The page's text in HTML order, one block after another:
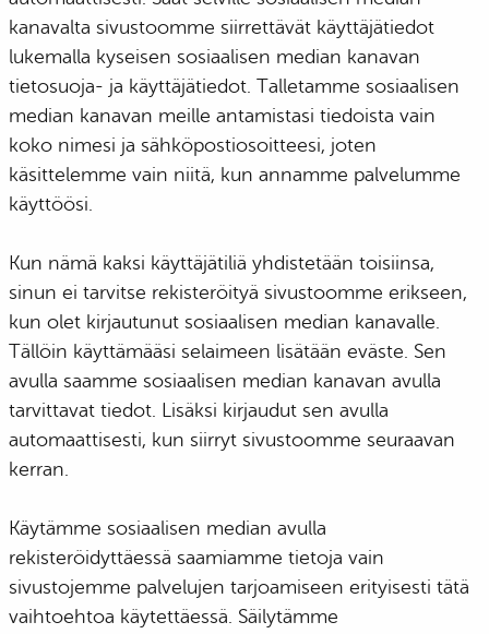
kanavalta sivustoomme siirrettävät käyttäjätiedot
lukemalla kyseisen sosiaalisen median kanavan
tietosuoja- ja käyttäjätiedot. Talletamme sosiaalisen
median kanavan meille antamistasi tiedoista vain
koko nimesi ja sähköpostiosoitteesi, joten
käsittelemme vain niitä, kun annamme palvelumme
käyttöösi.
Kun nämä kaksi käyttäjätiliä yhdistetään toisiinsa,
sinun ei tarvitse rekisteröityä sivustoomme erikseen,
kun olet kirjautunut sosiaalisen median kanavalle.
Tällöin käyttämääsi selaimeen lisätään eväste. Sen
avulla saamme sosiaalisen median kanavan avulla
tarvittavat tiedot. Lisäksi kirjaudut sen avulla
automaattisesti, kun siirryt sivustoomme seuraavan
kerran.
Käytämme sosiaalisen median avulla
rekisteröidyttäessä saamiamme tietoja vain
sivustojemme palvelujen tarjoamiseen erityisesti tätä
vaihtoehtoa käytettäessä. Säilytämme